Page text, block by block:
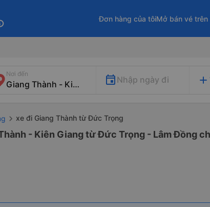
Đơn hàng của tôiMở bán vé trên
Nơi đến
Nhập ngày đi add
xe đi Giang Thành từ Đức Trọng
- Kiên Giang từ Đức Trọng - Lâm Đồng